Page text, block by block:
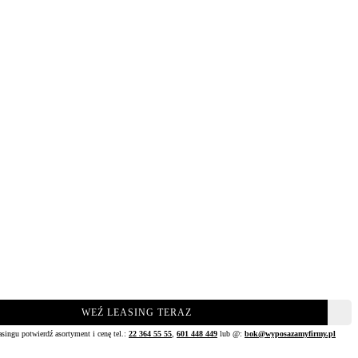
WEŹ LEASING TERAZ
potwierdź asortyment i cenę tel.: 22 364 55 55 601 448 449 lub @: bok@wyposazamyfirmy.pl